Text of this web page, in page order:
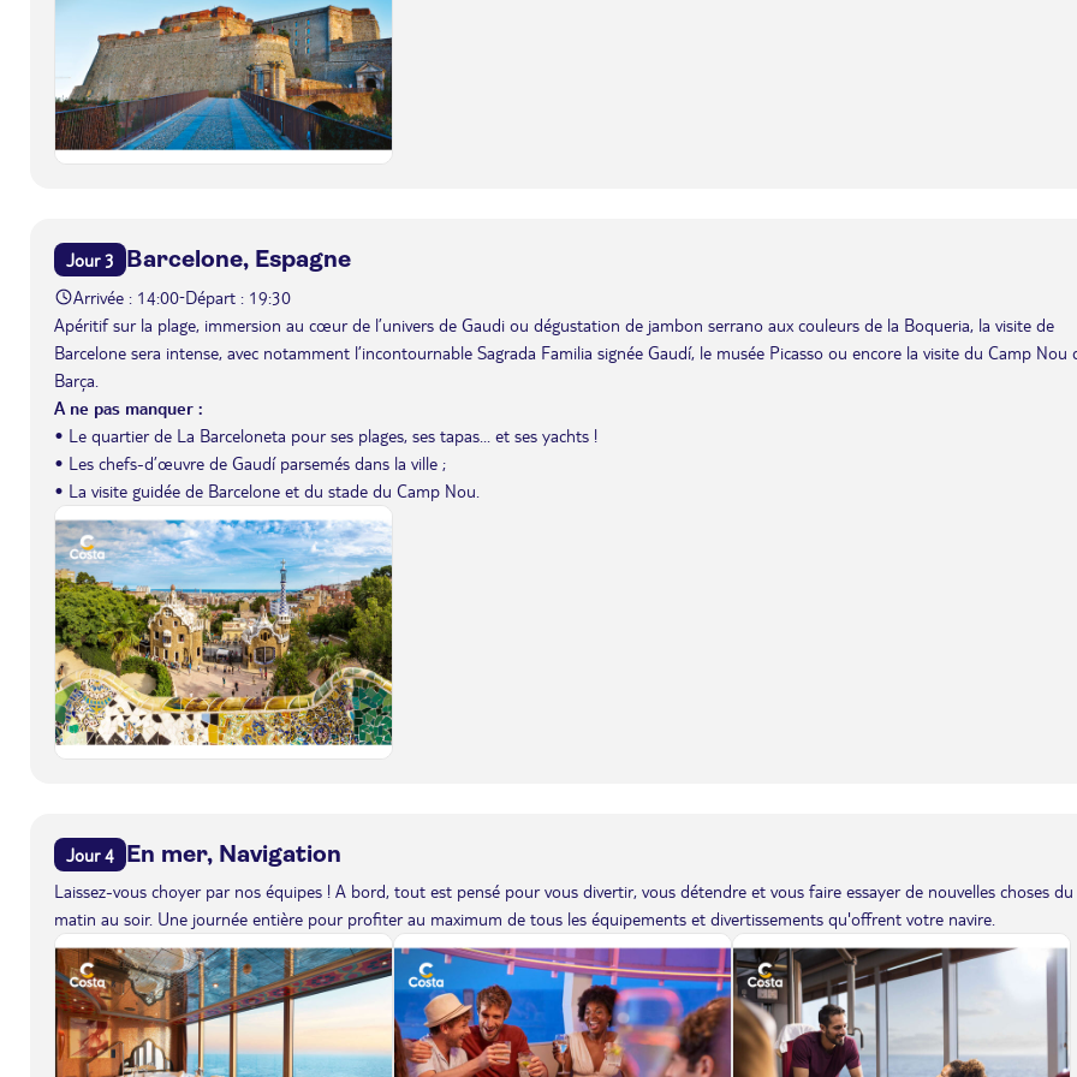
Jour 3 Barcelone, Espagne
Arrivée : 14:00-Départ : 19:30
Apéritif sur la plage, immersion au cœur de l’univers de Gaudi ou dégustation de jambon serrano aux couleurs de la Boqueria, la visite de
Barcelone sera intense, avec notamment l’incontournable Sagrada Familia signée Gaudí, le musée Picasso ou encore la visite du Camp Nou
Barça.
A ne pas manquer :
• Le quartier de La Barceloneta pour ses plages, ses tapas... et ses yachts !
• Les chefs-d’œuvre de Gaudí parsemés dans la ville ;
• La visite guidée de Barcelone et du stade du Camp Nou.
Jour 4 En mer, Navigation
Laissez-vous choyer par nos équipes ! A bord, tout est pensé pour vous divertir, vous détendre et vous faire essayer de nouvelles choses du
matin au soir. Une journée entière pour profiter au maximum de tous les équipements et divertissements qu'offrent votre navire.